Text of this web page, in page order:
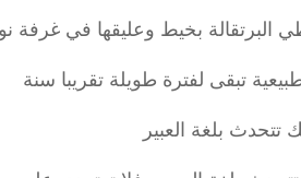
البرتقالة بخيط وعليقها في غرفة
تبقى لفترة طويلة تقريبا سنة
تتحدث بلغة العبير